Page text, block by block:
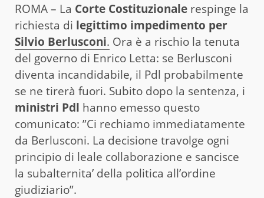
ROMA – La Corte Costituzionale respinge la
richiesta di legittimo impedimento per
Silvio Berlusconi. Ora è a rischio la tenuta
del governo di Enrico Letta: se Berlusconi
diventa incandidabile, il Pdl probabilmente
se ne tirerà fuori. Subito dopo la sentenza, i
ministri Pdl hanno emesso questo
comunicato: ”Ci rechiamo immediatamente
da Berlusconi. La decisione travolge ogni
principio di leale collaborazione e sancisce
la subalternita’ della politica all’ordine
giudiziario”.